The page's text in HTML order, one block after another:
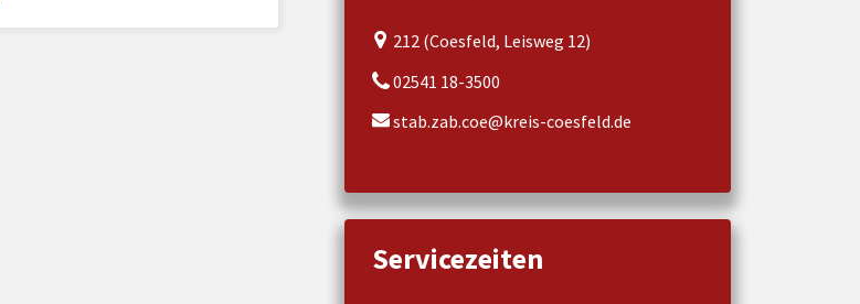
212 (Coesfeld, Leisweg 12)
02541 18-3500
stab.zab.coe@kreis-coesfeld.de
Servicezeiten